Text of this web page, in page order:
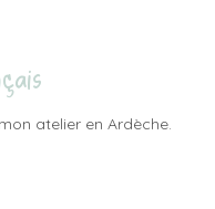
atelier en Ardèche.